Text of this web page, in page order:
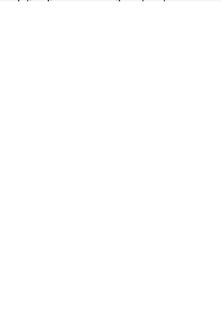
dati e di conoscerne il contenuto e